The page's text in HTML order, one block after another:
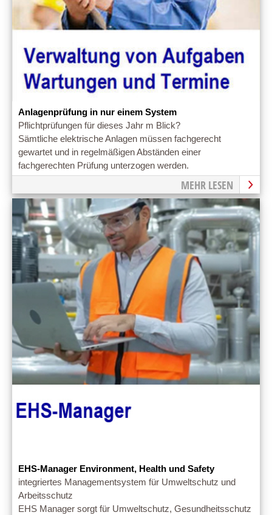
Anlagenprüfung in nur einem System
Pflichtprüfungen für dieses Jahr m Blick?
Sämtliche elektrische Anlagen müssen fachgerecht
gewartet und in regelmäßigen Abständen einer
fachgerechten Prüfung unterzogen werden.
MEHR LESEN
EHS-Manager Environment, Health und Safety
integriertes Managementsystem für Umweltschutz und
Arbeitsschutz
EHS Manager sorgt für Umweltschutz, Gesundheitsschutz